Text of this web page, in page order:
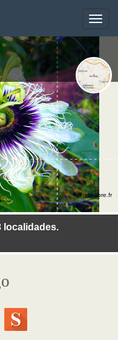
Toggle
localidades.
©photo-libre.fr
Toggle